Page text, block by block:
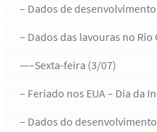
– Dados de
– Dados das lavouras no
—–Sexta-feira (3/07)
– Feriado nos EUA – Dia da
– Dados do